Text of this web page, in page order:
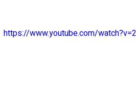
https://www.youtube.com/